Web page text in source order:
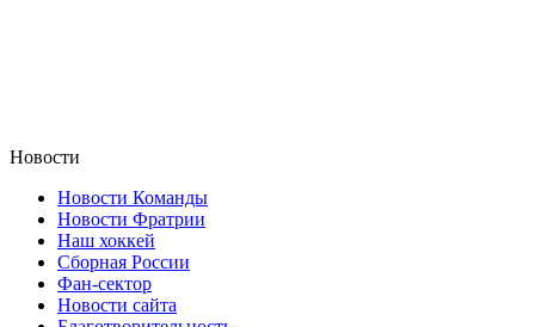
Новости
Новости Команды
Новости Фратрии
Наш хоккей
Сборная России
Фан-cектор
Новости сайта